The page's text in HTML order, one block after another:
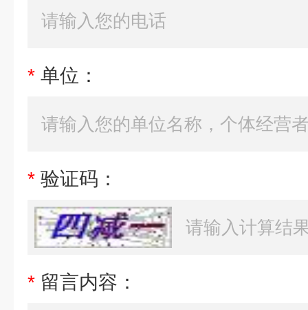
* 单位：
* 验证码：
* 留言内容：